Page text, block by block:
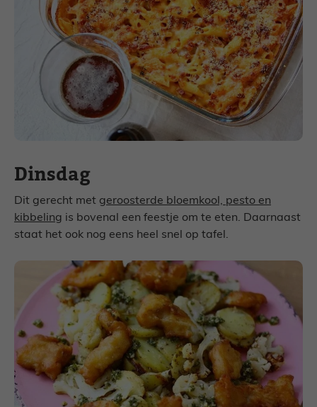
Dinsdag
Dit gerecht met geroosterde bloemkool, pesto en
kibbeling is bovenal een feestje om te eten. Daarnaast
staat het ook nog eens heel snel op tafel.